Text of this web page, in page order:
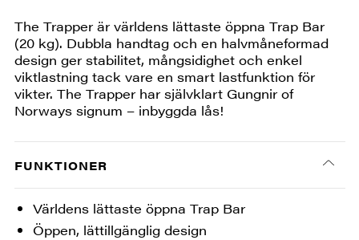
The Trapper är världens lättaste öppna Trap Bar
(20 kg). Dubbla handtag och en halvmåneformad
design ger stabilitet, mångsidighet och enkel
viktlastning tack vare en smart lastfunktion för
vikter. The Trapper har självklart Gungnir of
Norways signum – inbyggda lås!
FUNKTIONER
Världens lättaste öppna Trap Bar
Öppen, lättillgänglig design